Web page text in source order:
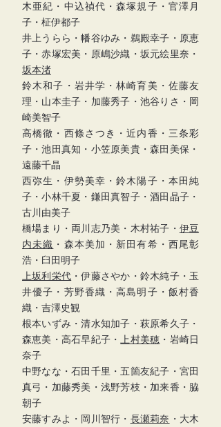
木亜紀・中込禎代・森塚規子・官澤月
子・柾伊都子
井上うらら・幡谷ゆみ・鵜殿幸子・原恵
子・赤塚宏美・原嶋沙織・坂元絵里奈・
坂本渚
鈴木和子・岩井学・林崎育美・佐藤友
理・山本圭子・加藤秀子・池谷りさ・岡
崎美智子
高橋徹・西條さつき・近内香・三条彩
子・池田真知・小笠原美貴・森田美保・
遠藤千晶
西弥生・伊勢美幸・鈴木陽子・本田純
子・小林千夏・鎌田真智子・酒田晶子・
古川由美子
橋場まり・両川志乃美・木村祐子・ 伊豆
内未織 ・森本美加・新田有希・西尾彰
浩・臼田明子
上坂利栄代 ・伊藤さやか・鈴木純子・玉
井優子・芳野香織・高島明子・ 飯村香
織 ・吉澤史観
根本いずみ・清水知加子・萩原希久子・
森恵美・高石早紀子・
上村美穂 ・岩崎日
奈子
中野なな・石田千里・五箇友紀子・宮田
真弓・加藤秀美・浅野芳枝・加来香・脇
朝子
安藤すみよ・岡川智行・ 長瀬莉奈 ・ 大木